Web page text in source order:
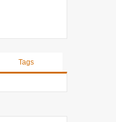
Tags